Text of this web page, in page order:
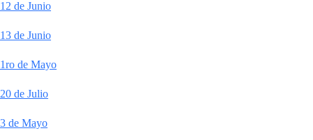
12 de Junio
13 de Junio
1ro de Mayo
20 de Julio
3 de Mayo